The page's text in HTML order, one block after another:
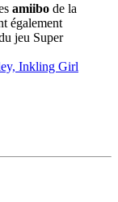
amiibo de la
également
jeu Super
Inkling Girl